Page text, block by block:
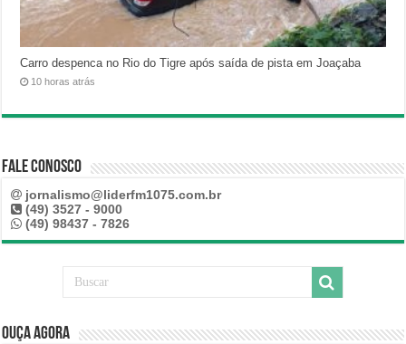
Carro despenca no Rio do Tigre após saída de pista em Joaçaba
10 horas atrás
Fale Conosco
jornalismo@liderfm1075.com.br
(49) 3527 - 9000
(49) 98437 - 7826
Ouça Agora